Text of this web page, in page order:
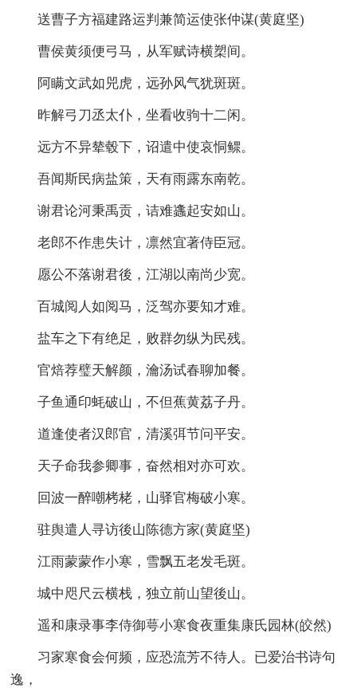
送曹子方福建路运判兼简运使张仲谋(黄庭坚)
曹侯黄须便弓马，从军赋诗横槊间。
阿瞒文武如兕虎，远孙风气犹斑斑。
昨解弓刀丞太仆，坐看收驹十二闲。
远方不异辇毂下，诏遣中使哀恫鳏。
吾闻斯民病盐策，天有雨露东南乾。
谢君论河秉禹贡，诘难蠭起安如山。
老郎不作患失计，凛然宜著侍臣冠。
愿公不落谢君後，江湖以南尚少宽。
百城阅人如阅马，泛驾亦要知才难。
盐车之下有绝足，败群勿纵为民残。
官焙荐璧天解颜，瀹汤试春聊加餐。
子鱼通印蚝破山，不但蕉黄荔子丹。
道逢使者汉郎官，清溪弭节问平安。
天子命我参卿事，奋然相对亦可欢。
回波一醉嘲栲栳，山驿官梅破小寒。
驻舆遣人寻访後山陈德方家(黄庭坚)
江雨蒙蒙作小寒，雪飘五老发毛斑。
城中咫尺云横栈，独立前山望後山。
遥和康录事李侍御萼小寒食夜重集康氏园林(皎然)
习家寒食会何频，应恐流芳不待人。已爱治书诗句
逸，